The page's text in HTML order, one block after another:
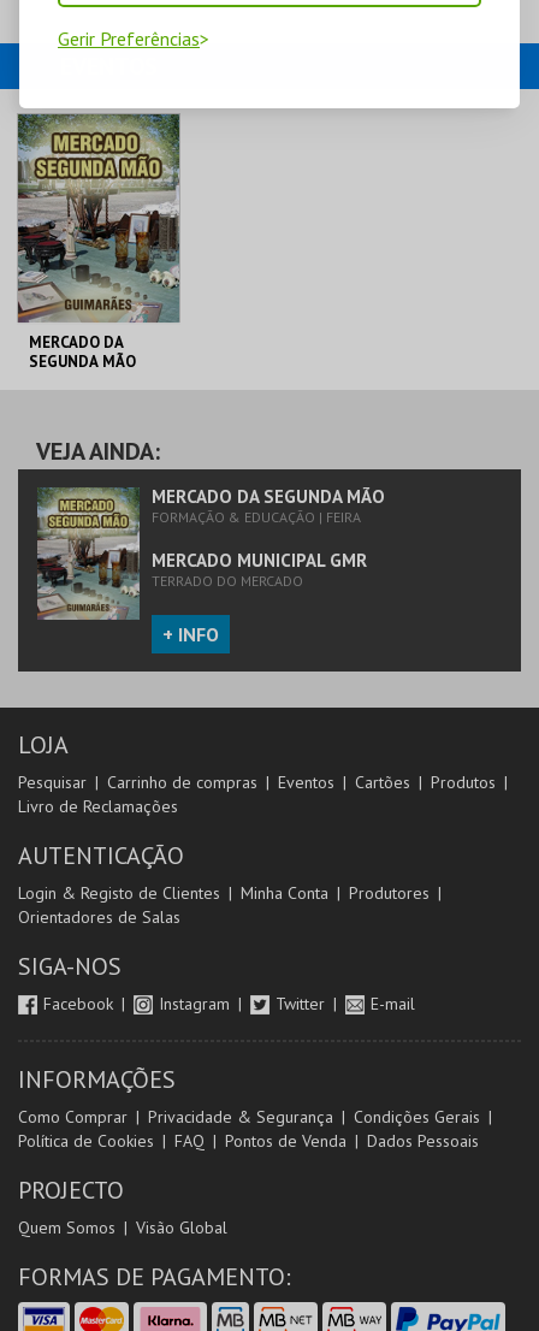
Gerir Preferências
MERCADO DA
SEGUNDA MÃO
MUNICIPAL GMR
MAIS INFO
INSCREVER
VEJA AINDA:
MERCADO DA SEGUNDA MÃO
FORMAÇÃO & EDUCAÇÃO | FEIRA
MERCADO MUNICIPAL GMR
TERRADO DO MERCADO
+ INFO
LOJA
Pesquisar Carrinho de compras Eventos Cartões
Produtos
Livro de Reclamações
AUTENTICAÇÃO
Login & Registo de Clientes Minha Conta
Produtores
Orientadores de Salas
SIGA-NOS
Facebook Instagram Twitter E-mail
INFORMAÇÕES
Como Comprar Privacidade & Segurança
Condições Gerais
Política de Cookies
FAQ Pontos de Venda Dados Pessoais
PROJECTO
Quem Somos Visão Global
FORMAS DE PAGAMENTO: